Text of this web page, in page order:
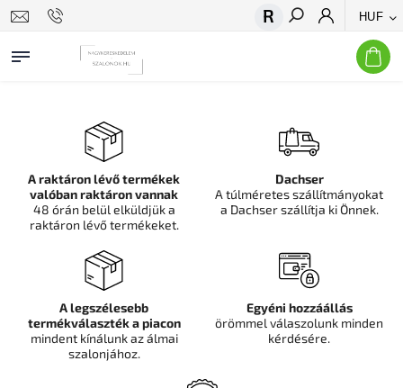
HUF
Keresés
A raktáron lévő termékek
valóban raktáron vannak
48 órán belül elküldjük a
raktáron lévő termékeket.
Dachser
A túlméretes szállítmányokat
a Dachser szállítja ki Önnek.
A legszélesebb
termékválaszték a piacon
mindent kínálunk az álmai
szalonjához.
Egyéni hozzáállás
örömmel válaszolunk minden
kérdésére.